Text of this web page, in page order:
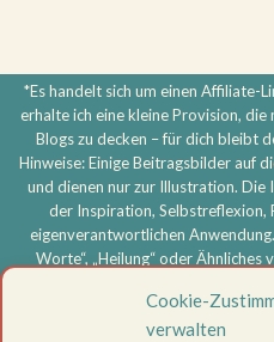
Cookie-
verwalten
*Es handelt sich um einen Affiliate-
erhalte ich eine kleine Provision,
Blogs zu decken – für dich bleibt
Hinweise: Einige Beitragsbilder auf
und dienen nur zur Illustration. Die
der Inspiration, Selbstreflexion,
eigenverantwortlichen
Worte“, „Heilung“ oder
getroffen und keine
keine ärztliche,